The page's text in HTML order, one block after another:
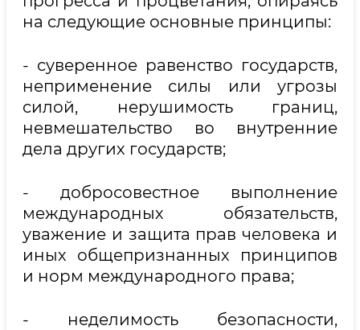
на следующие основные принципы:
- суверенное равенство государств,
неприменение силы или угрозы
силой, нерушимость границ,
невмешательство во внутренние
дела других государств;
- добросовестное выполнение
международных обязательств,
уважение и защита прав человека и
иных общепризнанных принципов
и норм международного права;
- неделимость безопасности,